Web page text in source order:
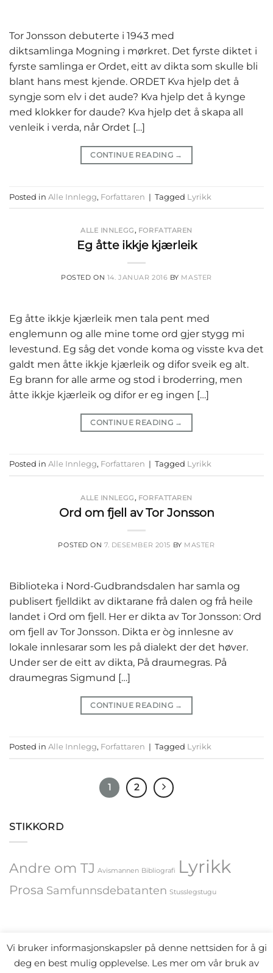
Tor Jonsson debuterte i 1943 med
diktsamlinga Mogning i mørkret. Det fyrste diktet i
fyrste samlinga er Ordet, eitt av dikta som skulle bli
blant hans mest kjende. ORDET Kva hjelp det å
syngje som elv i det aude? Kva hjelp det å kynge
med klokker for daude? Kva hjelp det å skapa all
venleik i verda, når Ordet […]
CONTINUE READING →
Posted in Alle Innlegg, Forfattaren | Tagged Lyrikk
ALLE INNLEGG, FORFATTAREN
Eg åtte ikkje kjærleik
POSTED ON 14. JANUAR 2016 BY MASTER
Eg åtte ikkje kjærleik men tala pent med
englemunn og alle mine tome ord gjer stygg mi
levestund. Eg såg det vonde koma og visste kva det
galdt men åtte ikkje kjærleik og difor sveik eg alt.
Eg brann for alle arme og stod i broderring, men
åtte ikkje kjærleik og difor er eg ingen […]
CONTINUE READING →
Posted in Alle Innlegg, Forfattaren | Tagged Lyrikk
ALLE INNLEGG, FORFATTAREN
Ord om fjell av Tor Jonsson
POSTED ON 7. DESEMBER 2015 BY MASTER
Biblioteka i Nord-Gudbrandsdalen har samla og
publisert fjelldikt av diktarane frå dalen og frå heile
landet i Ord om fjell. Her er dikta av Tor Jonsson: Ord
om fjell av Tor Jonsson. Dikta er òg innlesne av
lokale innlesarar som les på dialekt der det høver.
Under ser de eitt av dikta, På draumegras. På
draumegras Sigmund […]
CONTINUE READING →
Posted in Alle Innlegg, Forfattaren | Tagged Lyrikk
1 2
STIKKORD
Andre om TJ Avismannen Bibliografi Lyrikk
Prosa Samfunnsdebatanten Stusslegstugu
ALLE INNLEGG HENDINGAR FORFATTAREN
BIOGRAFI
Vi bruker informasjonskapsler på denne nettsiden for å gi
deg en best mulig opplevelse. Les mer om vår bruk av